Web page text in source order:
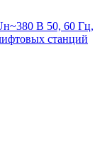
В 50, 60 Гц,
станций